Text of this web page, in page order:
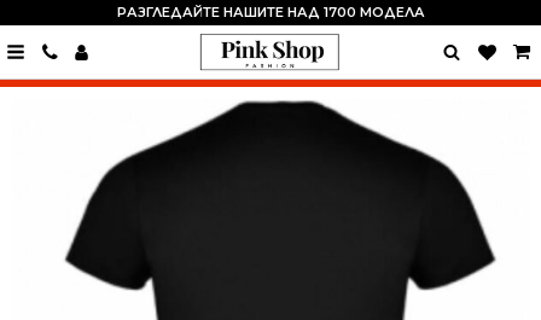
РАЗГЛЕДАЙТЕ НАШИТЕ НАД 1700 МОДЕЛА
0889
15